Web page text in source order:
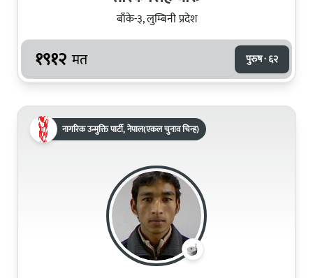
बाँके-३, लुम्बिनी प्रदेश
१९१२ मत पुरुष · ६२
नागरिक उन्मुक्ति पार्टी, नेपाल(एकल चुनाव चिन्ह)